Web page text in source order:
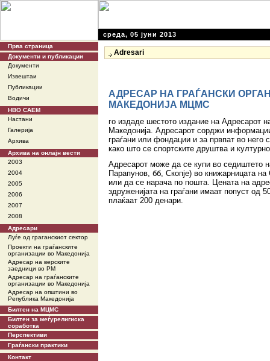
среда, 05 јуни 2013
Прва страница
Документи и публикации
Документи
Извештаи
Публикации
Водичи
НВО САЕМ
Настани
Галерија
Архива
Архива на онлајн вести
2003
2004
2005
2006
2007
2008
Адресари
Луѓе од граганскиот сектор
Проекти на граѓанските
организации во Македонија
Адресар на верските
заедници во РМ
Адресар на граѓанските
организации во Македонија
Адресар на општини во
Република Македонија
Билтен на МЦМС
Билтен за меѓурелигиска
соработка
Перспективи
Граѓански практики
Контакт
Adresari
АДРЕСАР НА ГРАЃАНСКИ
МАКЕДОНИЈА МЦМС
го издаде шестото издание на Адресарот
Македонија. Адресарот сорджи
граѓани или фондации и за првпат во него
како што се спортските друштва и
Адресарот може да се купи во
Парапунов, бб, Скопје) во книжарницата на
или да се нарача по пошта. Цената на
здруженијата на граѓани имаат попуст од
плаќаат 200 денари.